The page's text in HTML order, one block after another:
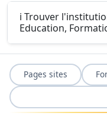
ℹ️ Trouver
Education,
Pages sites